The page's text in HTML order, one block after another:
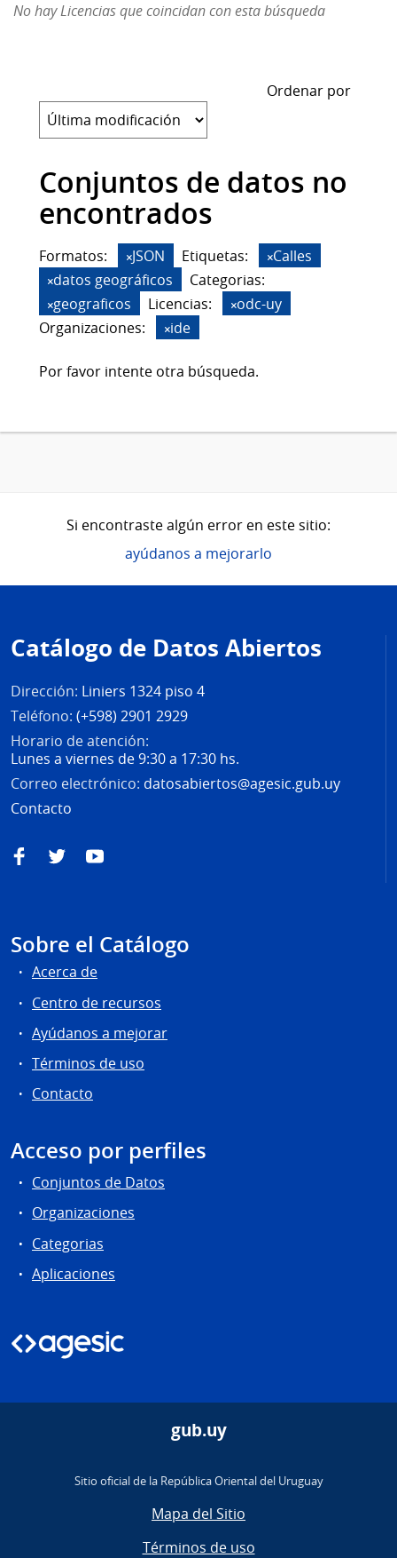
No hay Licencias que coincidan con esta búsqueda
Ordenar por
Conjuntos de datos no
encontrados
Formatos: JSON Etiquetas:
Calles
datos geográficos
Categorias:
geograficos
Licencias:
odc-uy
Organizaciones:
ide
Por favor intente otra búsqueda.
Si encontraste algún error en este sitio:
ayúdanos a mejorarlo
de
página
Catálogo de Datos Abiertos
Dirección: Liniers 1324 piso 4
Teléfono: (+598) 2901 2929
Horario de atención:
Lunes a viernes de 9:30 a 17:30 hs.
Correo electrónico: datosabiertos@agesic.gub.uy
Contacto
FacebookTwitterYouTube
Sobre el Catálogo
Acerca de
Centro de recursos
Ayúdanos a mejorar
Términos de uso
Contacto
Acceso por perfiles
Conjuntos de Datos
Organizaciones
Categorias
Aplicaciones
gub.uy
Sitio oficial de la República Oriental del Uruguay
Mapa del Sitio
Términos de uso